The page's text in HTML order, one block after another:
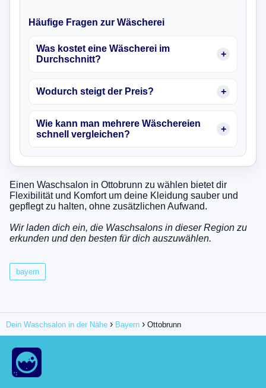
Häufige Fragen zur Wäscherei
Was kostet eine Wäscherei im
Durchschnitt?
Wodurch steigt der Preis?
Wie kann man mehrere Wäschereien
schnell vergleichen?
Einen Waschsalon in Ottobrunn zu wählen bietet dir
Flexibilität und Komfort um deine Kleidung sauber und
gepflegt zu halten, ohne zusätzlichen Aufwand.
Wir laden dich ein, die Waschsalons in dieser Region zu
erkunden und den besten für dich auszuwählen.
bayern
Dein Waschsalon in der Nähe Bayern Ottobrunn